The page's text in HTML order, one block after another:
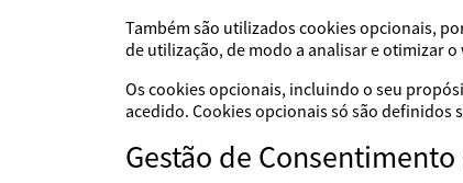
Também são utilizados cookies opcionais,
de utilização, de modo a analisar e otimizar
Os cookies opcionais, incluindo o seu
acedido. Cookies opcionais só são
Gestão de Consentimento